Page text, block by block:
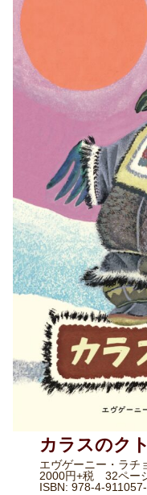
カラスのク
エヴゲーニー・ラチ
2000円+税 32ペー
ISBN: 978-4-